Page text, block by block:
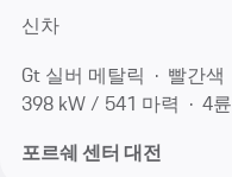
신차
Gt 실버 메탈릭
빨간색
398 kW / 541 마력
4
포르쉐 센터 대전